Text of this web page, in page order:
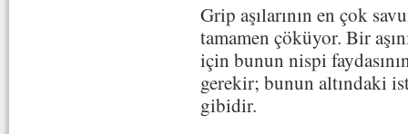
Grip aşılarının en çok
tamamen çöküyor. Bir
için bunun nispi
gerekir; bunun altındaki
gibidir.